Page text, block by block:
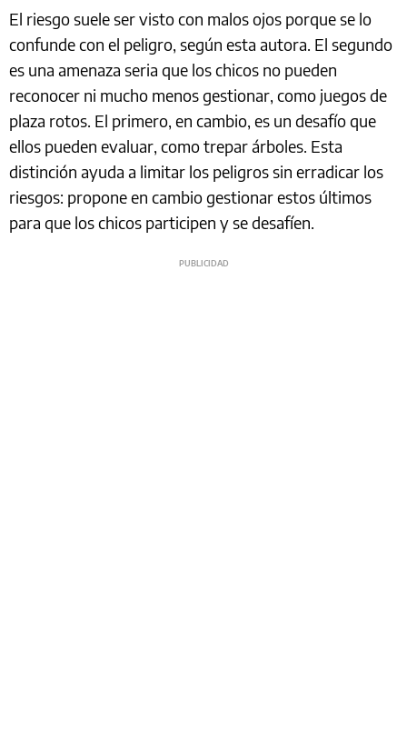
El riesgo suele ser visto con malos ojos porque se lo
confunde con el peligro, según esta autora. El segundo
es una amenaza seria que los chicos no pueden
reconocer ni mucho menos gestionar, como juegos de
plaza rotos. El primero, en cambio, es un desafío que
ellos pueden evaluar, como trepar árboles. Esta
distinción ayuda a limitar los peligros sin erradicar los
riesgos: propone en cambio gestionar estos últimos
para que los chicos participen y se desafíen.